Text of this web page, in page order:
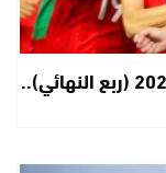
كأس أمم إفريقيا للسيدات – المغرب 2026 (ربع النهائي)..